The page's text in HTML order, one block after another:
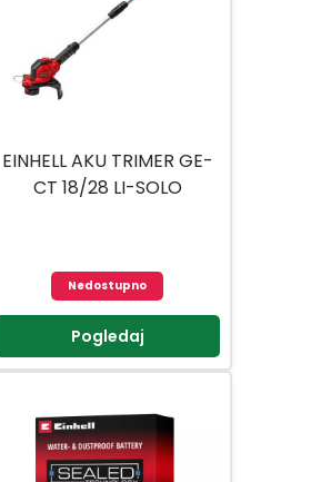
EINHELL AKU TRIMER GE-
CT 18/28 LI-SOLO
Nedostupno
Pogledaj